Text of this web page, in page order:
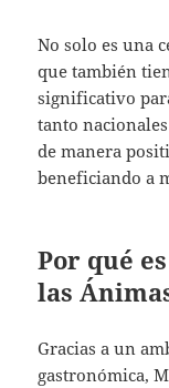
No solo es una
que también
significativo
tanto
de manera
beneficiando a
Por qué
las
Gracias a un
gastronómica,